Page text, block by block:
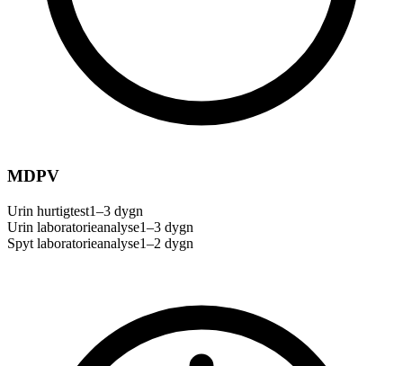
MDPV
Urin hurtigtest1–3 dygn
Urin laboratorieanalyse1–3 dygn
Spyt laboratorieanalyse1–2 dygn